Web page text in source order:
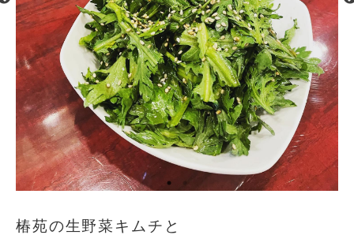
椿苑の生野菜キムチと